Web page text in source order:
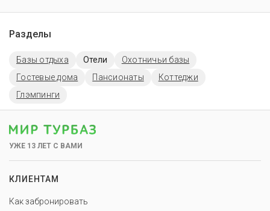
Разделы
Базы отдыха Отели
Охотничьи базы
Гостевые дома
Пансионаты
Коттеджи
Глэмпинги
УЖЕ 13 ЛЕТ С ВАМИ
КЛИЕНТАМ
Как забронировать